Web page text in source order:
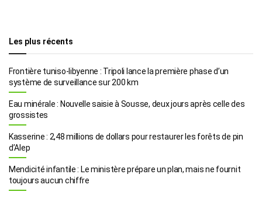
Les plus récents
Frontière tuniso-libyenne : Tripoli lance la première phase d’un
système de surveillance sur 200 km
Eau minérale : Nouvelle saisie à Sousse, deux jours après celle des
grossistes
Kasserine : 2,48 millions de dollars pour restaurer les forêts de pin
d’Alep
Mendicité infantile : Le ministère prépare un plan, mais ne fournit
toujours aucun chiffre